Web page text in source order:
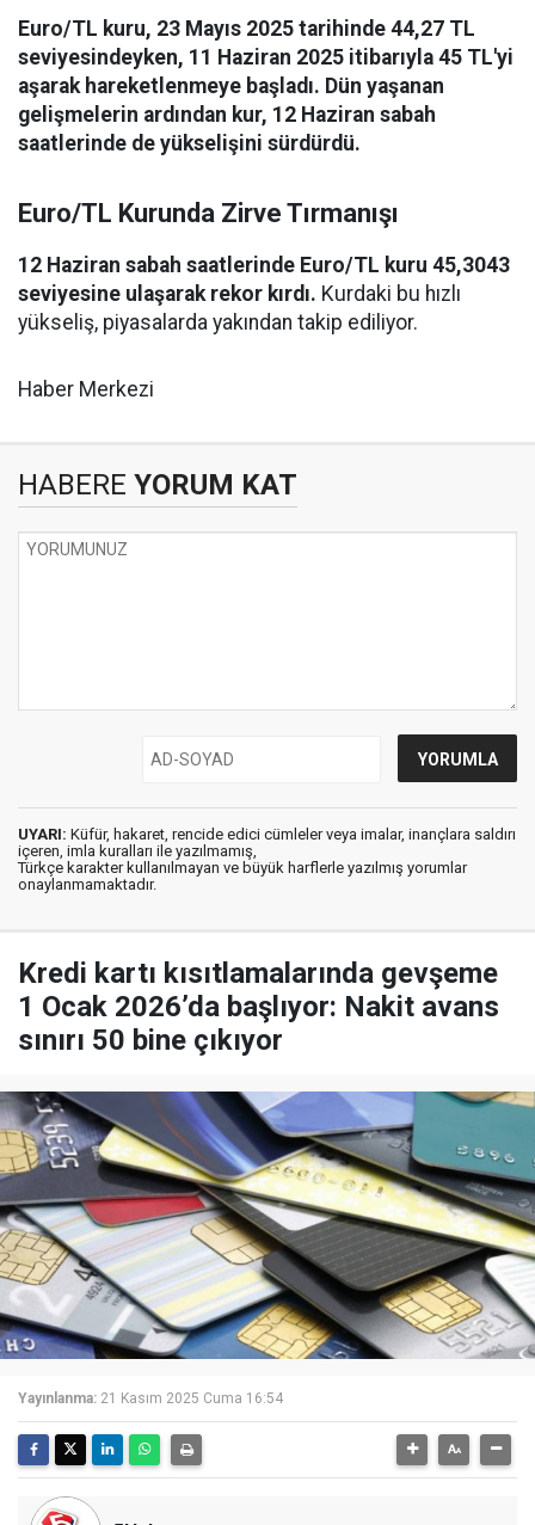
Euro/TL kuru, 23 Mayıs 2025 tarihinde 44,27 TL
seviyesindeyken, 11 Haziran 2025 itibarıyla 45 TL'yi
aşarak hareketlenmeye başladı. Dün yaşanan
gelişmelerin ardından kur, 12 Haziran sabah
saatlerinde de yükselişini sürdürdü.
Euro/TL Kurunda Zirve Tırmanışı
12 Haziran sabah saatlerinde Euro/TL kuru 45,3043
seviyesine ulaşarak rekor kırdı. Kurdaki bu hızlı
yükseliş, piyasalarda yakından takip ediliyor.
Haber Merkezi
HABERE YORUM KAT
UYARI: Küfür, hakaret, rencide edici cümleler veya imalar, inançlara saldırı
içeren, imla kuralları ile yazılmamış,
Türkçe karakter kullanılmayan ve büyük harflerle yazılmış yorumlar
onaylanmamaktadır.
Kredi kartı kısıtlamalarında gevşeme
1 Ocak 2026’da başlıyor: Nakit avans
sınırı 50 bine çıkıyor
Yayınlanma: 21 Kasım 2025 Cuma 16:54